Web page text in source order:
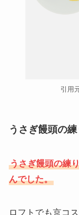
引用
うさぎ饅頭の
うさぎ饅頭の練
んでした。
ロフトでも京コ